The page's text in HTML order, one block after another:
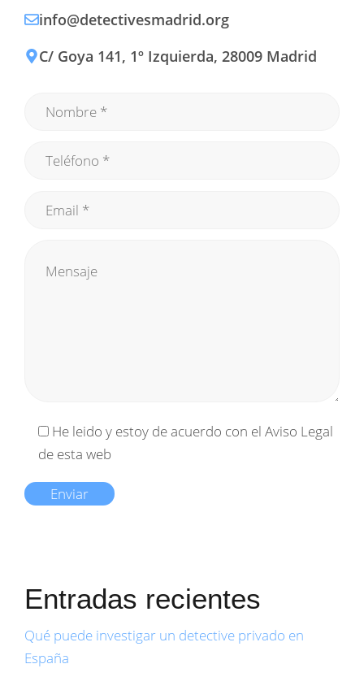
info@detectivesmadrid.org
C/ Goya 141, 1º Izquierda, 28009 Madrid
He leido y estoy de acuerdo con el Aviso Legal
de esta web
Entradas recientes
Qué puede investigar un detective privado en
España